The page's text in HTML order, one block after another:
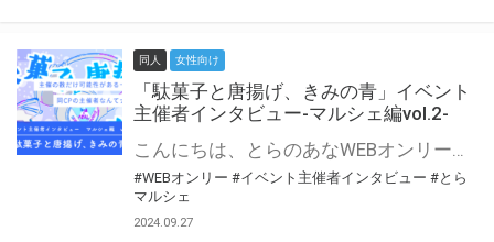
同人 女性向け
「駄菓子と唐揚げ、きみの青」イベント
主催者インタビュー-マルシェ編vol.2-
こんにちは、とらのあなWEBオンリー運営スタッフです。 新たにお届けする、イベント主催者インタビュー-マルシェ編-は、 とらのあなWEBオンリー「マルシェ」をご利用の主催様に 「マルシェ」を使ってイベントを開催した感想や心がけをお聞きする企画です。 今回は、WEBオンリー初開催「駄菓子と唐揚げ、きみの青」より、 主催のぎこ六屋様にお話を伺いました。 協力：ぎこ六屋様／イベント公式Twitter（@krkgwks） とらのあなWEBオンリー「マルシェ」とは？ WEBオンリーでリアルタイムでコミュニケーションがとれるオンライン会場です。
#WEBオンリー #イベント主催者インタビュー #とら
マルシェ
2024.09.27